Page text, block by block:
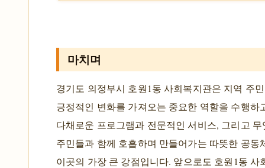
마치며
경기도 의정부시 호원1동 사회복지관은 지역 주
긍정적인 변화를 가져오는 중요한 역할을 수행하
다채로운 프로그램과 전문적인 서비스, 그리고 무
주민들과 함께 호흡하며 만들어가는 따뜻한 공동
이곳의 가장 큰 강점입니다. 앞으로도 호원1동 사